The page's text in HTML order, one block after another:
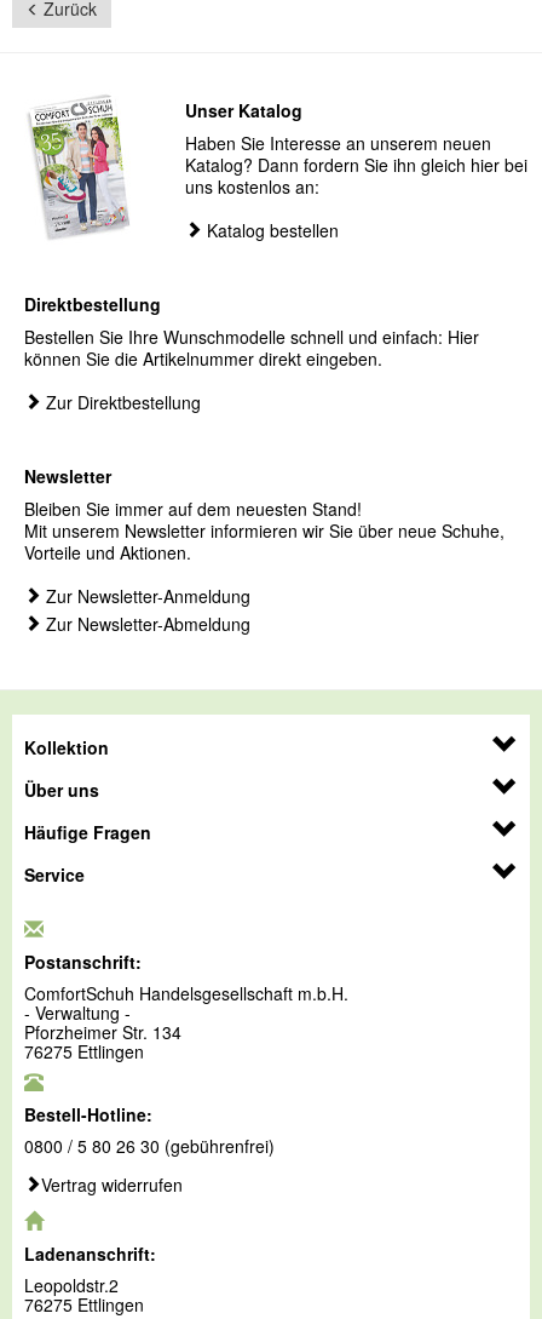
Zurück
Unser Katalog
Haben Sie Interesse an unserem neuen
Katalog? Dann fordern Sie ihn gleich hier bei
uns kostenlos an:
Katalog bestellen
Direktbestellung
Bestellen Sie Ihre Wunschmodelle schnell und einfach: Hier
können Sie die Artikelnummer direkt eingeben.
Zur Direktbestellung
Newsletter
Bleiben Sie immer auf dem neuesten Stand!
Mit unserem Newsletter informieren wir Sie über neue Schuhe,
Vorteile und Aktionen.
Zur Newsletter-Anmeldung
Zur Newsletter-Abmeldung
Kollektion
Über uns
Häufige Fragen
Service
Postanschrift:
ComfortSchuh Handelsgesellschaft m.b.H.
- Verwaltung -
Pforzheimer Str. 134
76275 Ettlingen
Bestell-Hotline:
0800 / 5 80 26 30 (gebührenfrei)
Vertrag widerrufen
Ladenanschrift:
Leopoldstr.2
76275 Ettlingen